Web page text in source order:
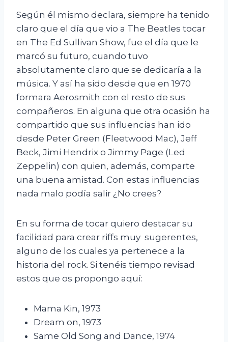
Según él mismo declara, siempre ha tenido
claro que el día que vio a The Beatles tocar
en The Ed Sullivan Show, fue el día que le
marcó su futuro, cuando tuvo
absolutamente claro que se dedicaría a la
música. Y así ha sido desde que en 1970
formara Aerosmith con el resto de sus
compañeros. En alguna que otra ocasión ha
compartido que sus influencias han ido
desde Peter Green (Fleetwood Mac), Jeff
Beck, Jimi Hendrix o Jimmy Page (Led
Zeppelin) con quien, además, comparte
una buena amistad. Con estas influencias
nada malo podía salir ¿No crees?
En su forma de tocar quiero destacar su
facilidad para crear riffs muy sugerentes,
alguno de los cuales ya pertenece a la
historia del rock. Si tenéis tiempo revisad
estos que os propongo aquí:
Mama Kin, 1973
Dream on, 1973
Same Old Song and Dance, 1974